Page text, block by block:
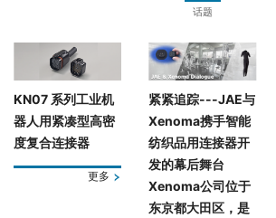
话题
KN07 系列工业机
器人用紧凑型高密
度复合连接器
更多
紧紧追踪---JAE与
Xenoma携手智能
纺织品用连接器开
发的幕后舞台
Xenoma公司位于
东京都大田区，是